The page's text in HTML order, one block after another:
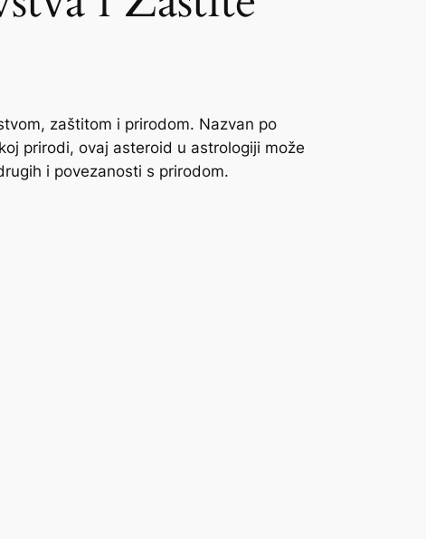
zaštitom i prirodom. Nazvan po
prirodi, ovaj asteroid u astrologiji može
i povezanosti s prirodom.